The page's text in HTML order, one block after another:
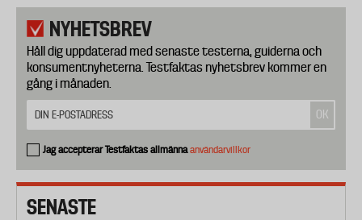
NYHETSBREV
Håll dig uppdaterad med senaste testerna, guiderna och
konsumentnyheterna. Testfaktas nyhetsbrev kommer en
gång i månaden.
Jag accepterar Testfaktas allmännaanvändarvillkor
SENASTE